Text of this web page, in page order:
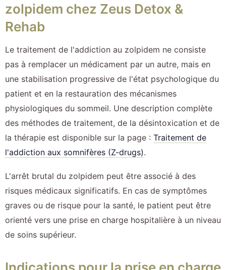
zolpidem chez Zeus Detox &
Rehab
Le traitement de l'addiction au zolpidem ne consiste
pas à remplacer un médicament par un autre, mais en
une stabilisation progressive de l'état psychologique du
patient et en la restauration des mécanismes
physiologiques du sommeil. Une description complète
des méthodes de traitement, de la désintoxication et de
la thérapie est disponible sur la page : Traitement de
l'addiction aux somnifères (Z-drugs).
L'arrêt brutal du zolpidem peut être associé à des
risques médicaux significatifs. En cas de symptômes
graves ou de risque pour la santé, le patient peut être
orienté vers une prise en charge hospitalière à un niveau
de soins supérieur.